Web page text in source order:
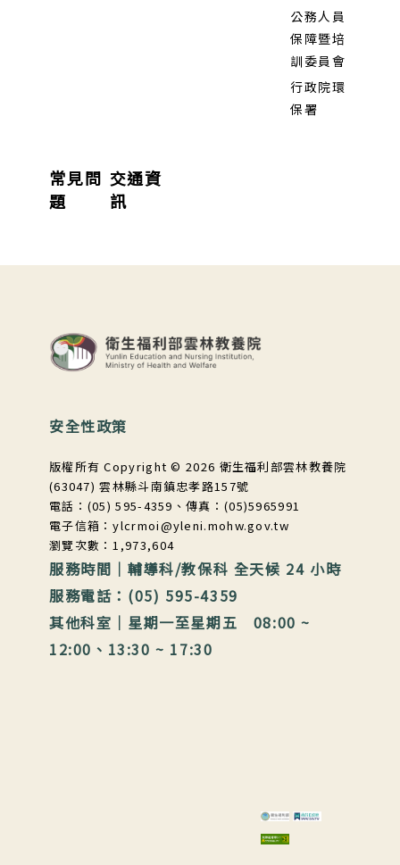
公務人員
保障暨培
訓委員會
行政院環
保署
常見問
題
交通資
訊
安全性政策
版權所有 Copyright © 2026 衛生福利部雲林教養院
(63047) 雲林縣斗南鎮忠孝路157號
電話：(05) 595-4359、傳真：(05)5965991
電子信箱：ylcrmoi@yleni.mohw.gov.tw
瀏覽次數：1,973,604
服務時間｜輔導科/教保科 全天候 24 小時
服務電話：(05) 595-4359
其他科室｜星期一至星期五 08:00 ~
12:00、13:30 ~ 17:30